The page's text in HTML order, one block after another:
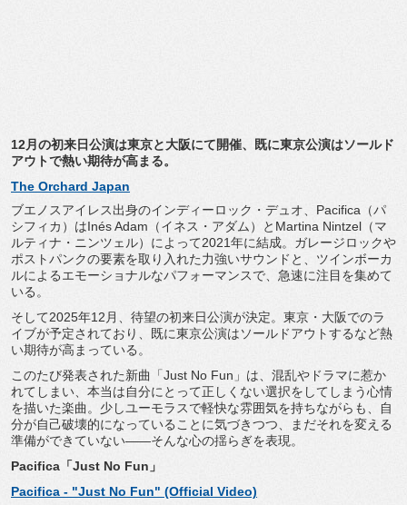
12月の初来日公演は東京と大阪にて開催、
既に東京公演はソールド
アウトで熱い期待が高まる。
The Orchard Japan
ブエノスアイレス出身のインディーロック・デュオ、 Pacifica（パ
シフィカ）はInés Adam（イネス・アダム）とMartina Nintzel（マ
ルティナ・ニンツェル） によって2021年に結成。 ガレージロックや
ポストパンクの要素を取り入れた力強いサウンド と、ツインボーカ
ルによるエモーショナルなパフォーマンスで、 急速に注目を集めて
いる。
そして2025年12月、待望の初来日公演が決定。東京・ 大阪でのラ
イブが予定されており、
既に東京公演はソールドアウトするなど熱
い期待が高まっている。
このたび発表された新曲「Just No Fun」は、混乱やドラマに惹か
れてしまい、 本当は自分にとって正しくない選択をしてしまう心情
を描いた楽曲 。少しユーモラスで軽快な雰囲気を持ちながらも、
自
分が自己破壊的になっていることに気づきつつ、
まだそれを変える
準備ができていない――そんな心の揺らぎを表現。
Pacifica「Just No Fun」
Pacifica - "Just No Fun" (Official Video)